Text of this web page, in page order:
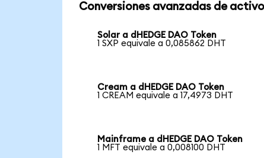
Conversiones avanzadas de
Solar a dHEDGE DAO Token
1 SXP equivale a 0,085862 DHT
Cream a dHEDGE DAO Token
1 CREAM equivale a 17,4973 DHT
Mainframe a dHEDGE DAO Token
1 MFT equivale a 0,008100 DHT